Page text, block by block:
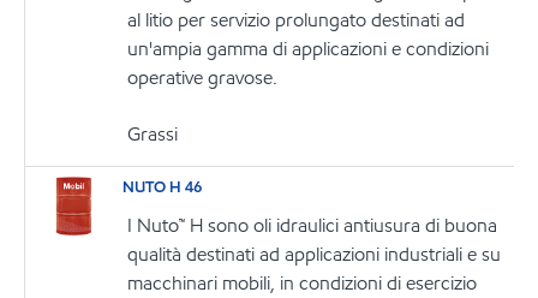
al litio per servizio prolungato destinati ad
un'ampia gamma di applicazioni e condizioni
operative gravose.
Grassi
NUTO H 46
I Nuto™ H sono oli idraulici antiusura di buona
qualità destinati ad applicazioni industriali e su
macchinari mobili, in condizioni di esercizio